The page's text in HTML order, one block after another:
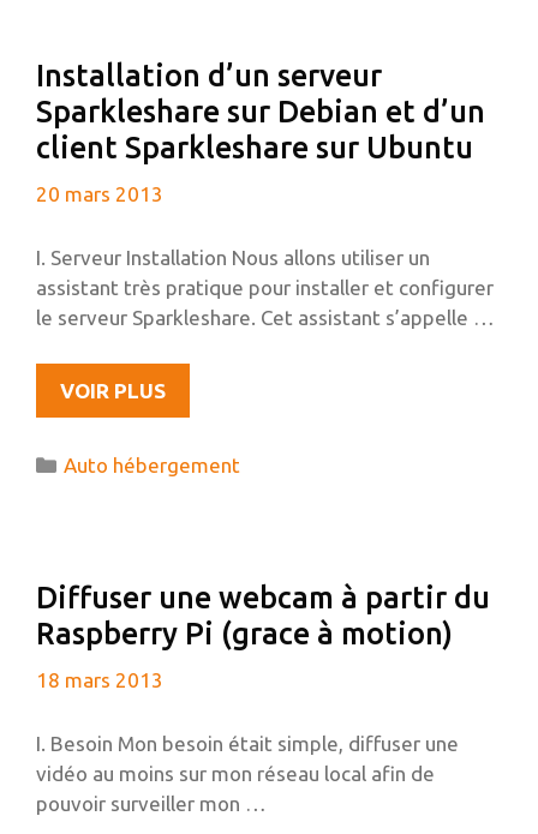
Installation d’un serveur
Sparkleshare sur Debian et d’un
client Sparkleshare sur Ubuntu
20 mars 2013
I. Serveur Installation Nous allons utiliser un
assistant très pratique pour installer et configurer
le serveur Sparkleshare. Cet assistant s’appelle …
VOIR PLUSINSTALLATION
D’UN
SPARKLESHARE
D’UN
CLIENT
Catégories
Auto hébergement
Diffuser une webcam à partir du
Raspberry Pi (grace à motion)
18 mars 2013
I. Besoin Mon besoin était simple, diffuser une
vidéo au moins sur mon réseau local afin de
pouvoir surveiller mon …